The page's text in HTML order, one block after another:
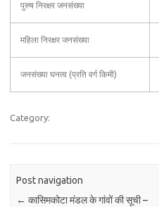
पुरुष निरक्षर जनसंख्या
महिला निरक्षर जनसंख्या
जनसंख्या घनत्व (प्रति वर्ग किमी)
Category:
Post navigation
← कासिमकोटा मंडल के गांवों की सूची –